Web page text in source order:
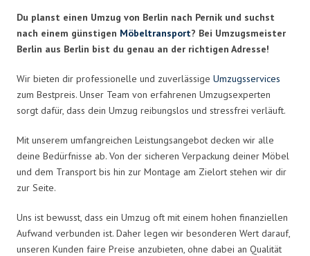
Du planst einen Umzug von Berlin nach Pernik und suchst
nach einem günstigen Möbeltransport? Bei Umzugsmeister
Berlin aus Berlin bist du genau an der richtigen Adresse!
Wir bieten dir professionelle und zuverlässige Umzugsservices
zum Bestpreis. Unser Team von erfahrenen Umzugsexperten
sorgt dafür, dass dein Umzug reibungslos und stressfrei verläuft.
Mit unserem umfangreichen Leistungsangebot decken wir alle
deine Bedürfnisse ab. Von der sicheren Verpackung deiner Möbel
und dem Transport bis hin zur Montage am Zielort stehen wir dir
zur Seite.
Uns ist bewusst, dass ein Umzug oft mit einem hohen finanziellen
Aufwand verbunden ist. Daher legen wir besonderen Wert darauf,
unseren Kunden faire Preise anzubieten, ohne dabei an Qualität